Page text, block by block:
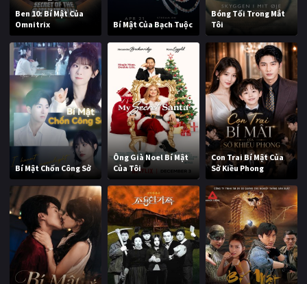
Ben 10: Bí Mật Của
Omnitrix
Bí Mật Của Bạch Tuộc
Bóng Tối Trong Mắt
Tôi
Bí Mật Chốn Công Sở
Ông Già Noel Bí Mật
Của Tôi
Con Trai Bí Mật Của
Sở Kiều Phong